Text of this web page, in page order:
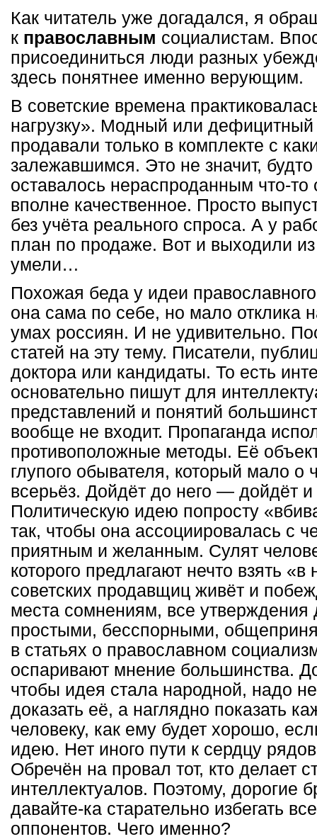
Как читатель уже догадался, я
к православным социалистам.
присоединиться люди разных
здесь понятнее именно верующим.
В советские времена
нагрузку». Модный или дефицитный
продавали только в комплекте с
залежавшимся. Это не значит, будто
оставалось нераспроданным что-то
вполне качественное. Просто
без учёта реального спроса. А у
план по продаже. Вот и выходили
умели…
Похожая беда у идеи
она сама по себе, но мало отклика
умах россиян. И не удивительно.
статей на эту тему. Писатели,
доктора или кандидаты. То есть
основательно пишут для
представлений и понятий
вообще не входит. Пропаганда
противоположные методы. Её
глупого обывателя, который мало о
всерьёз. Дойдёт до него — дойдёт
Политическую идею попросту
так, чтобы она ассоциировалась с
приятным и желанным. Сулят
которого предлагают нечто взять «в
советских продавщиц живёт и
места сомнениям, все
простыми, бесспорными,
в статьях о православном
оспаривают мнение большинства.
чтобы идея стала народной, надо
доказать её, а наглядно показать
человеку, как ему будет хорошо,
идею. Нет иного пути к сердцу
Обречён на провал тот, кто делает
интеллектуалов. Поэтому, дорогие
давайте-ка старательно избегать
оппонентов. Чего именно?